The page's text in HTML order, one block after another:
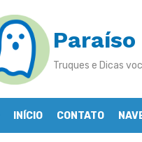
Truques e Dicas
INÍCIO CONTATO